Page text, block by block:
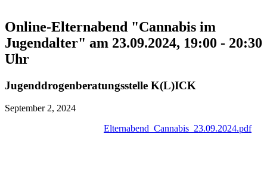
Online-Elternabend "Cannabis im
Jugendalter" am 23.09.2024, 19:00 - 20:30
Uhr
Jugenddrogenberatungsstelle K(L)ICK
September 2, 2024
Elternabend_Cannabis_23.09.2024.pdf